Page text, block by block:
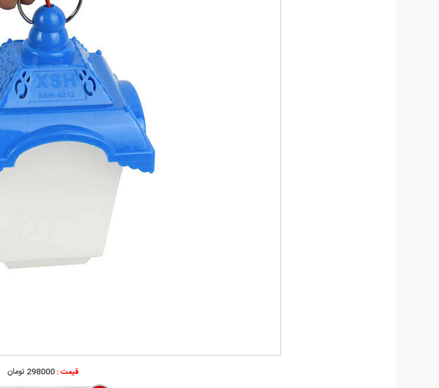
قیمت :298000 تومان